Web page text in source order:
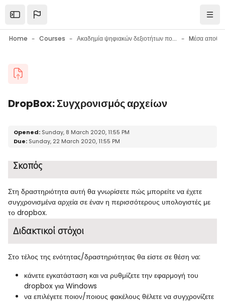
Open the sidebar
Home Courses Ακαδημία ψηφιακών δεξιοτήτων πολιτών
Blocks
DropBox: Συγχρονισμός αρχείων
Blocks
Completion requirements
Opened: Sunday, 8 March 2020, 11:55 PM
Due: Sunday, 22 March 2020, 11:55 PM
Σκοπός
Στη δραστηριότητα αυτή θα γνωρίσετε πώς μπορείτε να έχετε
συγχρονισμένα αρχεία σε έναν η περισσότερους υπολογιστές με
το dropbox.
Διδακτικοί στόχοι
Στο τέλος της ενότητας/δραστηριότητας θα είστε σε θέση να:
κάνετε εγκατάσταση και να ρυθμίζετε την εφαρμογή του
dropbox για Windows
να επιλέγετε ποιον/ποιους φακέλους θέλετε να συγχρονίζετε